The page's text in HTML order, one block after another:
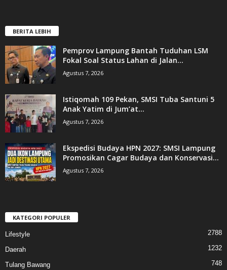
BERITA LEBIH
Pemprov Lampung Bantah Tuduhan LSM
Fokal Soal Status Lahan di Jalan...
Agustus 7, 2026
Istiqomah 109 Pekan, SMSI Tuba Santuni 5
Anak Yatim di Jum’at...
Agustus 7, 2026
Ekspedisi Budaya HPN 2027: SMSI Lampung
Promosikan Cagar Budaya dan Konservasi...
Agustus 7, 2026
KATEGORI POPULER
Lifestyle 2788
Daerah 1232
Tulang Bawang 748